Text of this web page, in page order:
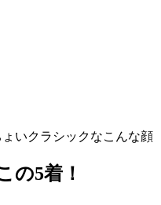
ょいクラシックなこんな顔
の5着！